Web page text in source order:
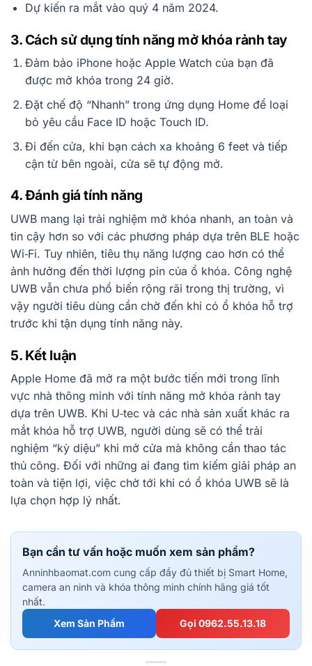
Dự kiến ra mắt vào quý 4 năm 2024.
3. Cách sử dụng tính năng mở khóa rảnh tay
Đảm bảo iPhone hoặc Apple Watch của bạn đã
được mở khóa trong 24 giờ.
Đặt chế độ “Nhanh” trong ứng dụng Home để loại
bỏ yêu cầu Face ID hoặc Touch ID.
Đi đến cửa, khi bạn cách xa khoảng 6 feet và tiếp
cận từ bên ngoài, cửa sẽ tự động mở.
4. Đánh giá tính năng
UWB mang lại trải nghiệm mở khóa nhanh, an toàn và
tin cậy hơn so với các phương pháp dựa trên BLE hoặc
Wi‑Fi. Tuy nhiên, tiêu thụ năng lượng cao hơn có thể
ảnh hưởng đến thời lượng pin của ổ khóa. Công nghệ
UWB vẫn chưa phổ biến rộng rãi trong thị trường, vì
vậy người tiêu dùng cần chờ đến khi có ổ khóa hỗ trợ
trước khi tận dụng tính năng này.
5. Kết luận
Apple Home đã mở ra một bước tiến mới trong lĩnh
vực nhà thông minh với tính năng mở khóa rảnh tay
dựa trên UWB. Khi U‑tec và các nhà sản xuất khác ra
mắt khóa hỗ trợ UWB, người dùng sẽ có thể trải
nghiệm “kỳ diệu” khi mở cửa mà không cần thao tác
thủ công. Đối với những ai đang tìm kiếm giải pháp an
toàn và tiện lợi, việc chờ tới khi có ổ khóa UWB sẽ là
lựa chọn hợp lý nhất.
Bạn cần tư vấn hoặc muốn xem sản phẩm?
Anninhbaomat.com cung cấp đầy đủ thiết bị Smart Home,
camera an ninh và khóa thông minh chính hãng giá tốt
nhất.
Xem Sản Phẩm
Gọi 0962.55.13.18